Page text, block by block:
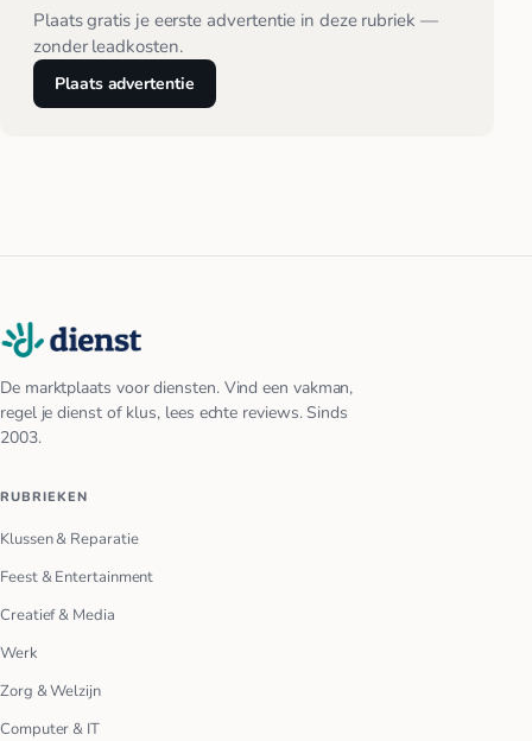
Plaats gratis je eerste advertentie in deze rubriek —
zonder leadkosten.
Plaats advertentie
De marktplaats voor diensten. Vind een vakman,
regel je dienst of klus, lees echte reviews. Sinds
2003.
RUBRIEKEN
Klussen & Reparatie
Feest & Entertainment
Creatief & Media
Werk
Zorg & Welzijn
Computer & IT